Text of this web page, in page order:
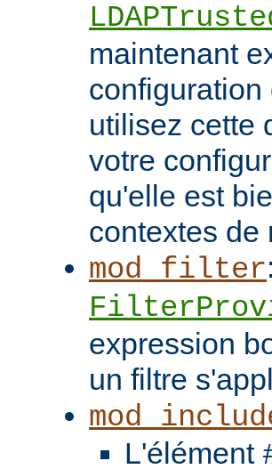
maintenant
utilisez cette
votre
qu'elle est
contextes de
mod_filter
expression
un filtre
L'élément